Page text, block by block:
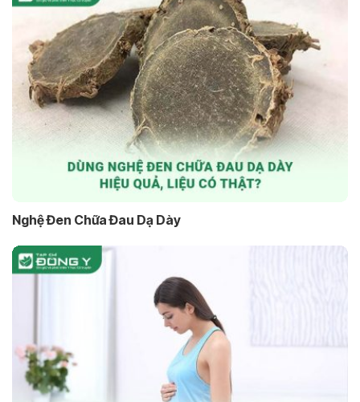
Nghệ Đen Chữa Đau Dạ Dày